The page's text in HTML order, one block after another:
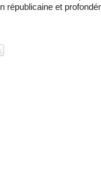
républicaine et